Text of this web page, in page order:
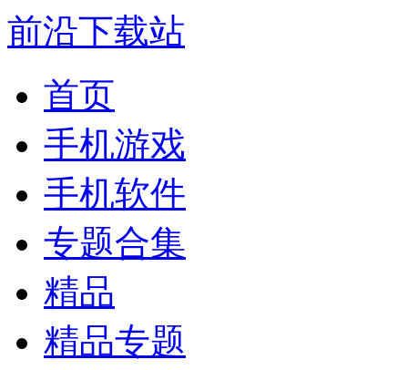
前沿下载站
首页
手机游戏
手机软件
专题合集
精品
精品专题